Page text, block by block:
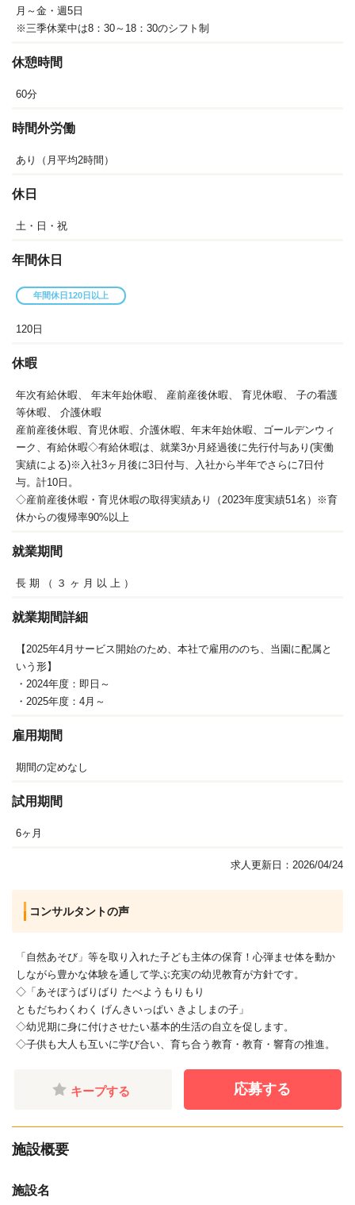
月～金・週5日
※三季休業中は8：30～18：30のシフト制
休憩時間
60分
時間外労働
あり（月平均2時間）
休日
土・日・祝
年間休日
年間休日120日以上
120日
休暇
年次有給休暇、 年末年始休暇、 産前産後休暇、 育児休暇、
子の看護
等休暇、
介護休暇
産前産後休暇、育児休暇、介護休暇、年末年始休暇、ゴールデンウィ
ーク、有給休暇◇有給休暇は、就業3か月経過後に先行付与あり(実働
実績による)※入社3ヶ月後に3日付与、入社から半年でさらに7日付
与。計10日。
◇産前産後休暇・育児休暇の取得実績あり（2023年度実績51名）※育
休からの復帰率90%以上
就業期間
長 期 （ ３ ヶ 月 以 上 ）
就業期間詳細
【2025年4月サービス開始のため、本社で雇用ののち、当園に配属と
いう形】
・2024年度：即日～
・2025年度：4月～
雇用期間
期間の定めなし
試用期間
6ヶ月
求人更新日：2026/04/24
コンサルタントの声
「自然あそび」等を取り入れた子ども主体の保育！心弾ませ体を動か
しながら豊かな体験を通して学ぶ充実の幼児教育が方針です。
◇「あそぼうばりばり たべようもりもり
ともだちわくわく げんきいっぱい きよしまの子」
◇幼児期に身に付けさせたい基本的生活の自立を促します。
◇子供も大人も互いに学び合い、育ち合う教育・教育・響育の推進。
キープする 応募する
施設概要
施設名